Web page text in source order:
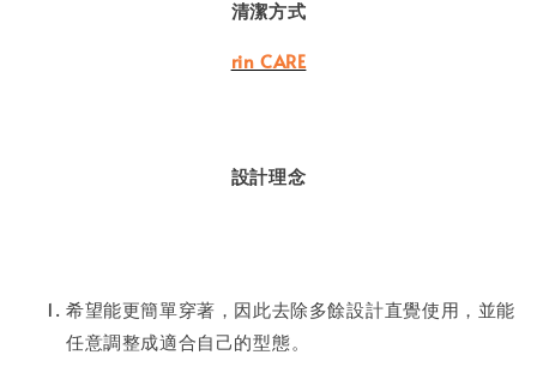
清潔方式
rin CARE
設計理念
希望能更簡單穿著，因此去除多餘設計⁣直覺使用，並能
任意調整成適合自己的型態⁣。